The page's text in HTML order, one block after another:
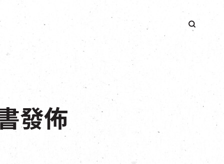
發佈